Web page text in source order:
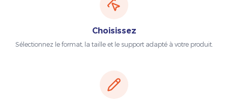
Choisissez
Sélectionnez le format, la taille et le support adapté à votre produit.